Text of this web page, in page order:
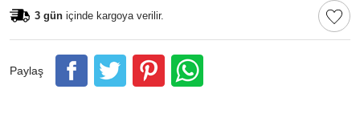
3 gün içinde kargoya verilir.
Paylaş